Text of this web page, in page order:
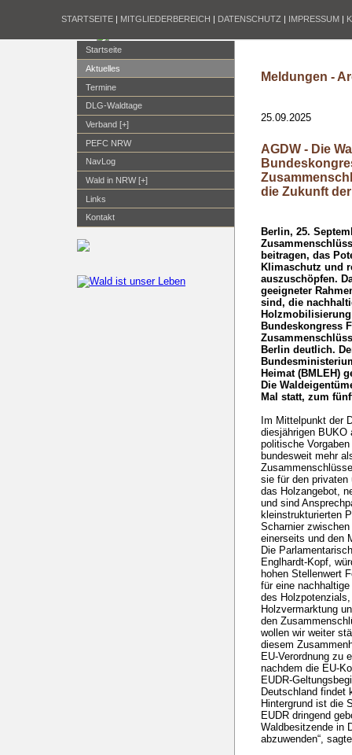
STARTSEITE | MITGLIEDERBEREICH | DATENSCHUTZ | IMPRESSUM |
Startseite
Aktuelles
Termine
DLG-Waldtage
Verband [+]
PEFC NRW
NavLog
Wald in NRW [+]
Links
Kontakt
Meldungen -
25.09.2025
AGDW - Die
die Zukunft
Berlin, 25.
beitragen, das
Klimaschutz und
auszuschöpfen.
geeigneter
sind, die
Bundeskongress
Berlin deutlich.
Heimat (BMLEH)
Die
Mal statt, zum
Im Mittelpunkt der
diesjährigen BUKO
politische
bundesweit mehr
sie für den privaten
das Holzangebot,
und sind
kleinstrukturierten
Scharnier
einerseits und den
Die
Englhardt-Kopf,
hohen Stellenwert
für eine
des
Holzvermarktung
den
wollen wir weiter
diesem
EU-Verordnung zu
nachdem die EU-
EUDR-
Deutschland findet
Hintergrund ist die
EUDR dringend
Waldbesitzende in
abzuwenden“,